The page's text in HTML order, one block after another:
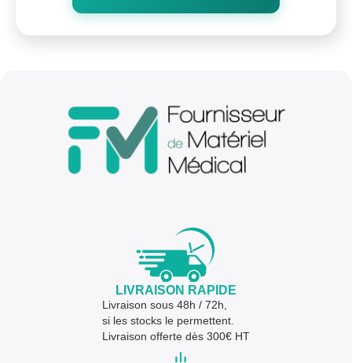
LIVRAISON RAPIDE
Livraison sous 48h / 72h,
si les stocks le permettent.
Livraison offerte dès 300€ HT